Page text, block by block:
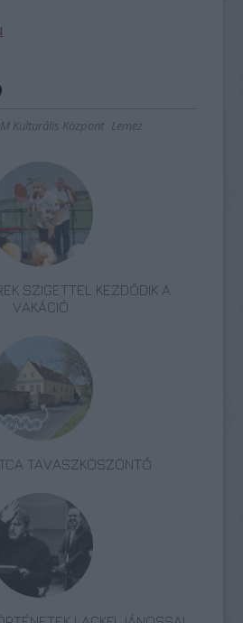
Kulturális Központ Lemez
SZIGETTEL KEZDŐDIK A
VAKÁCIÓ
TAVASZKÖSZÖNTŐ